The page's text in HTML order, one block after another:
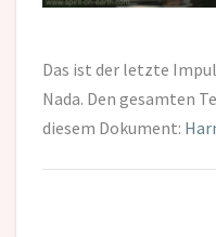
Das ist der letzte
Nada. Den gesamten
diesem Dokument: